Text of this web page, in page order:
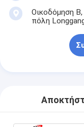
Οικοδόμηση Β,
πόλη